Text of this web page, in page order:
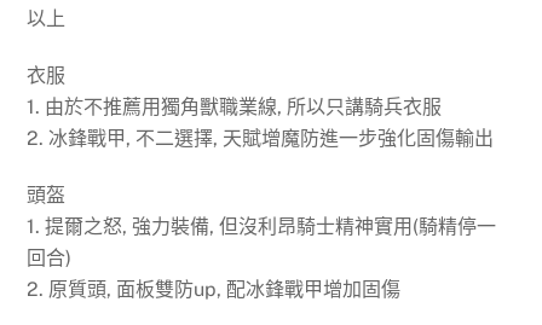
以上
衣服
1. 由於不推薦用獨角獸職業線, 所以只講騎兵衣服
2. 冰鋒戰甲, 不二選擇, 天賦增魔防進一步強化固傷輸出
頭盔
1. 提爾之怒, 強力裝備, 但沒利昂騎士精神實用(騎精停一
回合)
2. 原質頭, 面板雙防up, 配冰鋒戰甲增加固傷